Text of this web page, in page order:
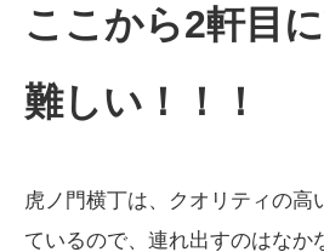
ここから2軒目
難しい ！！！
虎ノ門横丁は、クオリティの高
ているので、連れ出すのはなか